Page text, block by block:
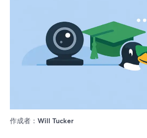
作成者： Will Tucker